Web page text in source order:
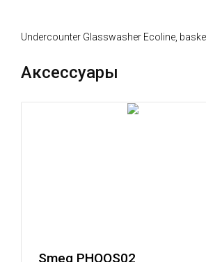
Undercounter Glasswasher Ecoline,
Аксессуары
Smeg PHOOS02